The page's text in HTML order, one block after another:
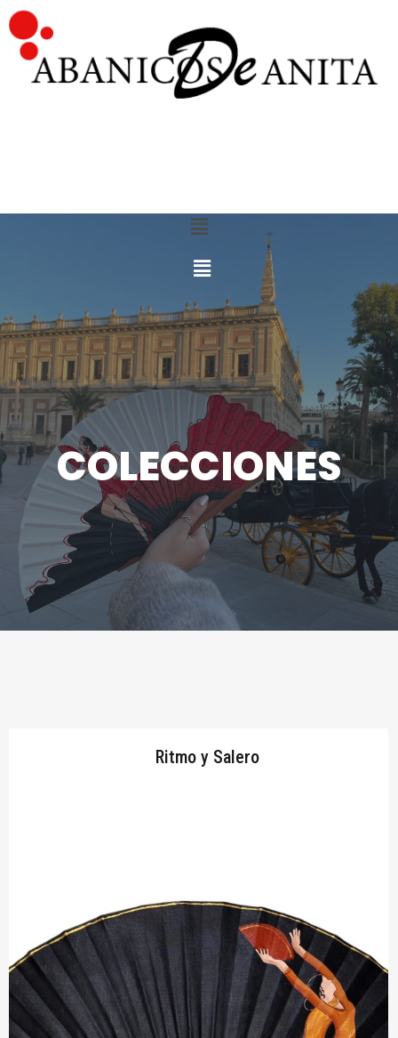
COLECCIONES
COLECCIONES
Ritmo y Salero